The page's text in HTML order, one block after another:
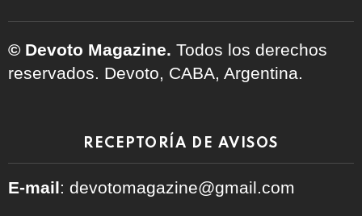
© Devoto Magazine. Todos los derechos
reservados. Devoto, CABA, Argentina.
RECEPTORÍA DE AVISOS
E-mail: devotomagazine@gmail.com